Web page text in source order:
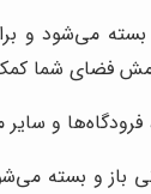
می‌شود و
فضای شما
و سایر
باز و بسته